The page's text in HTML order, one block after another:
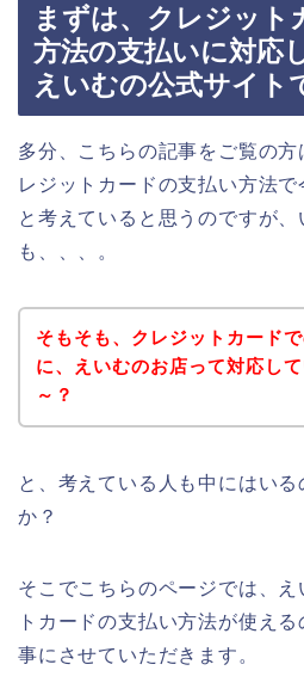
まずは、クレジット
方法の支払いに対応
えいむの公式サイト
多分、こちらの記事をご覧の方
レジットカードの支払い方法で
と考えていると思うのですが
も、、、。
そもそも、クレジットカード
に、えいむのお店って対応し
～？
と、考えている人も中にはいる
か？
そこでこちらのページでは、
トカードの支払い方法が使え
事にさせていただきます。